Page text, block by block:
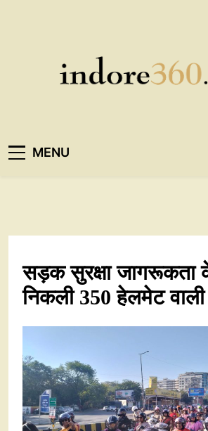
MENU
सड़क सुरक्षा जागरूकता
निकली 350 हेलमेट वाली